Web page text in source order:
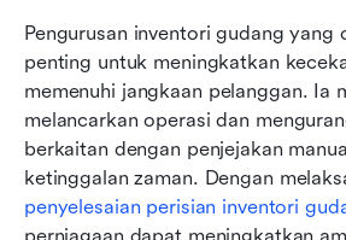
Pengurusan inventori gudang yang
penting untuk meningkatkan
memenuhi jangkaan pelanggan. Ia
melancarkan operasi dan
berkaitan dengan penjejakan
penyelesaian perisian inventori
perniagaan dapat meningkatkan